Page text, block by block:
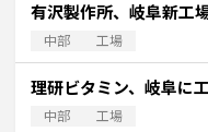
有沢製作所、岐阜新工
中部 工場
理研ビタミン、岐阜に
中部 工場